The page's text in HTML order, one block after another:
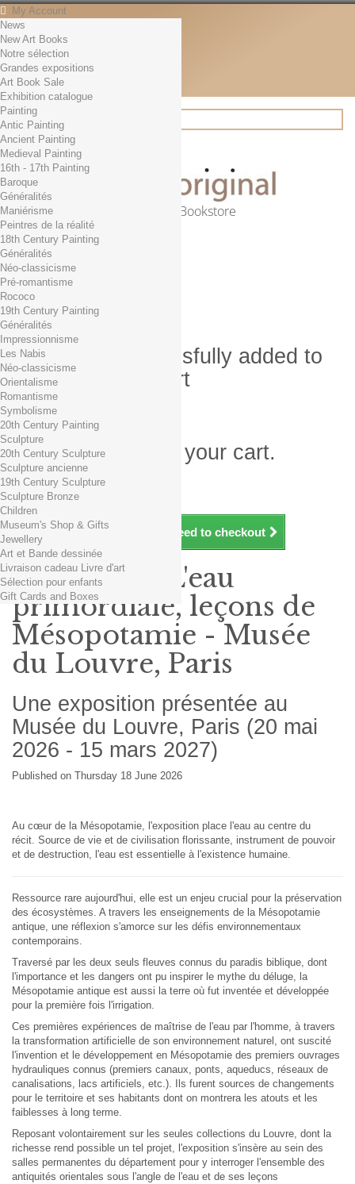
My Account
Contact
English
English
Français
News
Search
Online Art Bookstore
Cart (empty)
No products
Free shipping!
0,00 € Total
Check out
Product successfully added to
your shopping cart
Quantity
Total
There is 1 item in your cart.
Total products (tax incl.)
Total shipping TTC
Total (tax incl.)
Continue shopping Proceed to checkout
News
New Art Books
Notre sélection
Grandes expositions
Art Book Sale
Exhibition catalogue
Painting
Antic Painting
Ancient Painting
Medieval Painting
16th - 17th Painting
Baroque
Généralités
Maniérisme
Peintres de la réalité
18th Century Painting
Généralités
Néo-classicisme
Pré-romantisme
Rococo
19th Century Painting
Généralités
Impressionnisme
Les Nabis
Néo-classicisme
Orientalisme
Romantisme
Symbolisme
20th Century Painting
Sculpture
20th Century Sculpture
Sculpture ancienne
19th Century Sculpture
Sculpture Bronze
Children
Museum's Shop & Gifts
Jewellery
Art et Bande dessinée
Livraison cadeau Livre d'art
Sélection pour enfants
Gift Cards and Boxes
Exposition L'eau
primordiale, leçons de
Mésopotamie - Musée
du Louvre, Paris
Une exposition présentée au
Musée du Louvre, Paris (20 mai
2026 - 15 mars 2027)
Published on Thursday 18 June 2026
Au cœur de la Mésopotamie, l'exposition place l'eau au centre du
récit. Source de vie et de civilisation florissante, instrument de pouvoir
et de destruction, l'eau est essentielle à l'existence humaine.
Ressource rare aujourd'hui, elle est un enjeu crucial pour la préservation
des écosystèmes. A travers les enseignements de la Mésopotamie
antique, une réflexion s'amorce sur les défis environnementaux
contemporains.
Traversé par les deux seuls fleuves connus du paradis biblique, dont
l'importance et les dangers ont pu inspirer le mythe du déluge, la
Mésopotamie antique est aussi la terre où fut inventée et développée
pour la première fois l'irrigation.
Ces premières expériences de maîtrise de l'eau par l'homme, à travers
la transformation artificielle de son environnement naturel, ont suscité
l'invention et le développement en Mésopotamie des premiers ouvrages
hydrauliques connus (premiers canaux, ponts, aqueducs, réseaux de
canalisations, lacs artificiels, etc.). Ils furent sources de changements
pour le territoire et ses habitants dont on montrera les atouts et les
faiblesses à long terme.
Reposant volontairement sur les seules collections du Louvre, dont la
richesse rend possible un tel projet, l'exposition s'insère au sein des
salles permanentes du département pour y interroger l'ensemble des
antiquités orientales sous l'angle de l'eau et de ses leçons